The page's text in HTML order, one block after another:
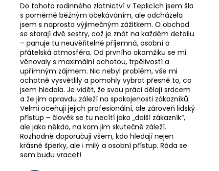
Do tohoto rodinného zlatnictví v Teplicích jsem šla
s poměrně běžným očekáváním, ale odcházela
jsem s naprosto výjimečným zážitkem. O obchod
se starají dvě sestry, což je znát na každém detailu
– panuje tu neuvěřitelně příjemná, osobní a
přátelská atmosféra. Od prvního okamžiku se mi
věnovaly s maximální ochotou, trpělivostí a
upřímným zájmem. Nic nebyl problém, vše mi
ochotně vysvětlily a pomohly vybrat přesně to, co
jsem hledala. Je vidět, že svou práci dělají srdcem
a že jim opravdu záleží na spokojenosti zákazníků.
Velmi oceňuji jejich profesionální, ale zároveň lidský
přístup – člověk se tu necítí jako „další zákazník“,
ale jako někdo, na kom jim skutečně záleží.
Rozhodně doporučuji všem, kdo hledají nejen
krásné šperky, ale i milý a osobní přístup. Ráda se
sem budu vracet!